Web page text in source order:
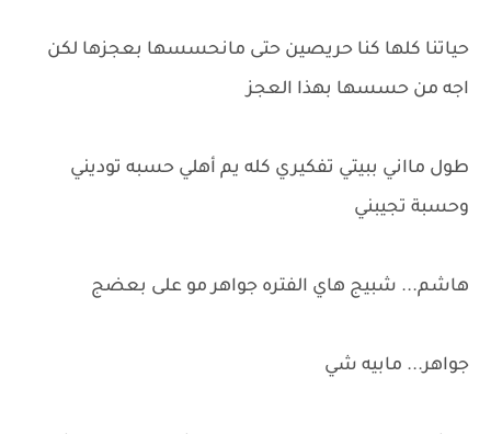
حياتنا كلها كنا حريصين حتى مانحسسها بعجزها لكن
اجه من حسسها بهذا العجز
طول مااني ببيتي تفكيري كله يم أهلي حسبه توديني
وحسبة تجيبني
هاشم... شبيج هاي الفتره جواهر مو على بعضج
جواهر... مابيه شي